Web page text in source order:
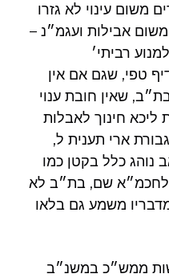
משום עינוי לא גזרו
אבילות ועגמ״נ –
רביתי׳
טפי, שגם אם אין
שאין חובת ענוי
ליכא חינוך לאבלות
ארי תענית ל,
נוהג כלל בקטן כמו
ולחכמ״א שם, בת״ב לא
משמע גם בלאו
ממש״כ במשנ״ב